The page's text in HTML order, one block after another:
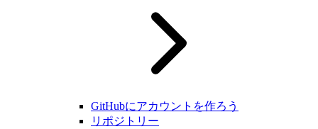
GitHubにアカウントを作ろう
リポジトリー